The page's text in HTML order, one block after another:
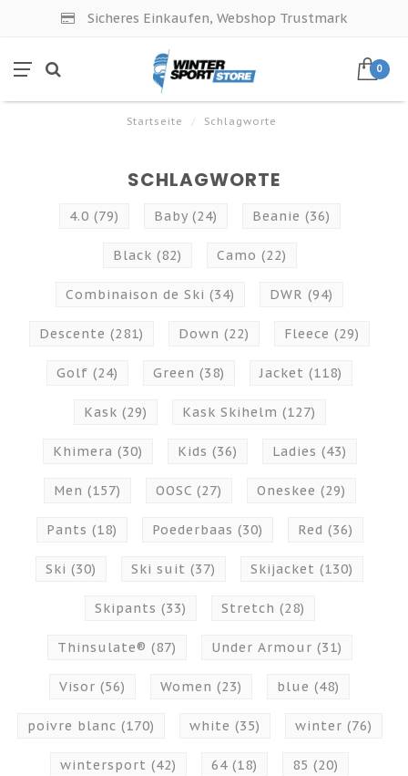
Sicheres Einkaufen, Webshop Trustmark
0
Startseite / Schlagworte
SCHLAGWORTE
4.0 (79) Baby (24) Beanie (36)
Black (82) Camo (22)
Combinaison de Ski (34) DWR (94)
Descente (281) Down (22) Fleece (29)
Golf (24) Green (38) Jacket (118)
Kask (29) Kask Skihelm (127)
Khimera (30) Kids (36) Ladies (43)
Men (157) OOSC (27) Oneskee (29)
Pants (18) Poederbaas (30) Red (36)
Ski (30) Ski suit (37) Skijacket (130)
Skipants (33) Stretch (28)
Thinsulate® (87) Under Armour (31)
Visor (56) Women (23) blue (48)
poivre blanc (170) white (35) winter (76)
wintersport (42) 64 (18) 85 (20)